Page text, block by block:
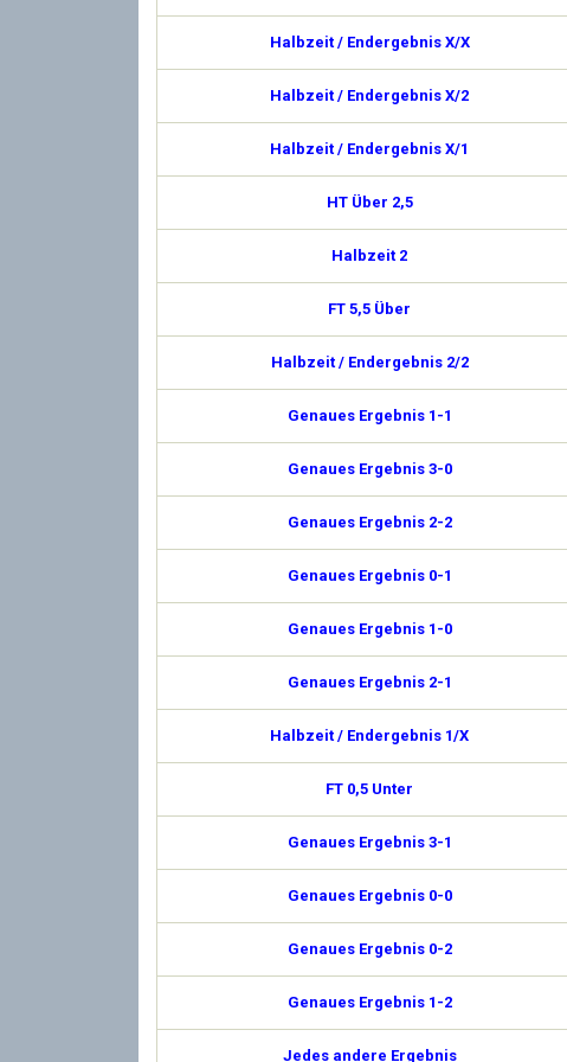
Halbzeit / Endergebnis X/X
Halbzeit / Endergebnis X/2
Halbzeit / Endergebnis X/1
HT Über 2,5
Halbzeit 2
FT 5,5 Über
Halbzeit / Endergebnis 2/2
Genaues Ergebnis 1-1
Genaues Ergebnis 3-0
Genaues Ergebnis 2-2
Genaues Ergebnis 0-1
Genaues Ergebnis 1-0
Genaues Ergebnis 2-1
Halbzeit / Endergebnis 1/X
FT 0,5 Unter
Genaues Ergebnis 3-1
Genaues Ergebnis 0-0
Genaues Ergebnis 0-2
Genaues Ergebnis 1-2
Jedes andere Ergebnis